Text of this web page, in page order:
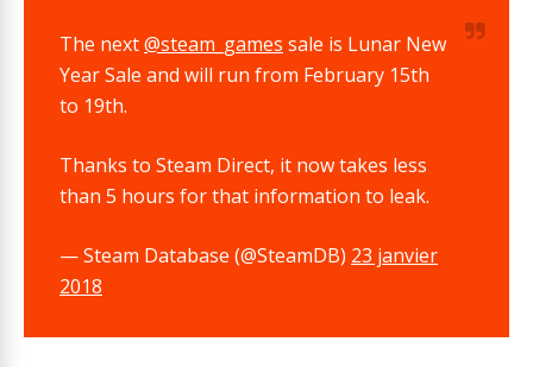
The next@steam_games sale is Lunar New
Year Sale and will run from February 15th
to 19th.
Thanks to Steam Direct, it now takes less
than 5 hours for that information to leak.
— Steam Database (@SteamDB) 23 janvier
2018